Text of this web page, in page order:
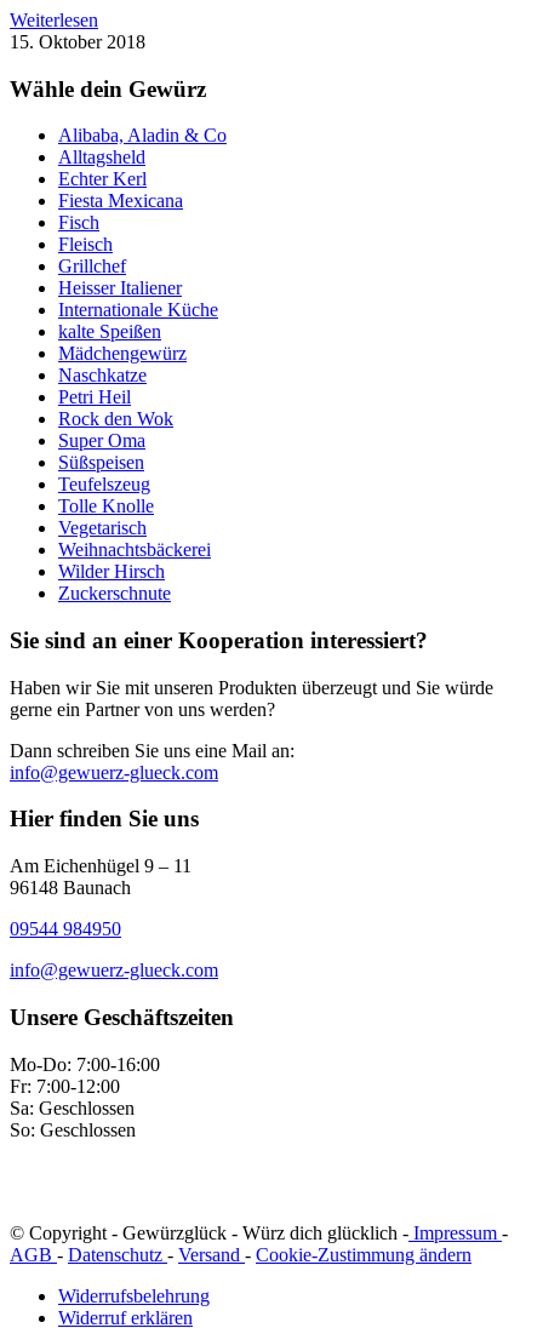
Weiterlesen
15. Oktober 2018
Wähle dein Gewürz
Alibaba, Aladin & Co
Alltagsheld
Echter Kerl
Fiesta Mexicana
Fisch
Fleisch
Grillchef
Heisser Italiener
Internationale Küche
kalte Speißen
Mädchengewürz
Naschkatze
Petri Heil
Rock den Wok
Super Oma
Süßspeisen
Teufelszeug
Tolle Knolle
Vegetarisch
Weihnachtsbäckerei
Wilder Hirsch
Zuckerschnute
Sie sind an einer Kooperation interessiert?
Haben wir Sie mit unseren Produkten überzeugt und Sie würde
gerne ein Partner von uns werden?
Dann schreiben Sie uns eine Mail an:
info@gewuerz-glueck.com
Hier finden Sie uns
Am Eichenhügel 9 – 11
96148 Baunach
09544 984950
info@gewuerz-glueck.com
Unsere Geschäftszeiten
Mo-Do: 7:00-16:00
Fr: 7:00-12:00
Sa: Geschlossen
So: Geschlossen
© Copyright - Gewürzglück - Würz dich glücklich - Impressum -
AGB - Datenschutz - Versand - Cookie-Zustimmung ändern
Widerrufsbelehrung
Widerruf erklären